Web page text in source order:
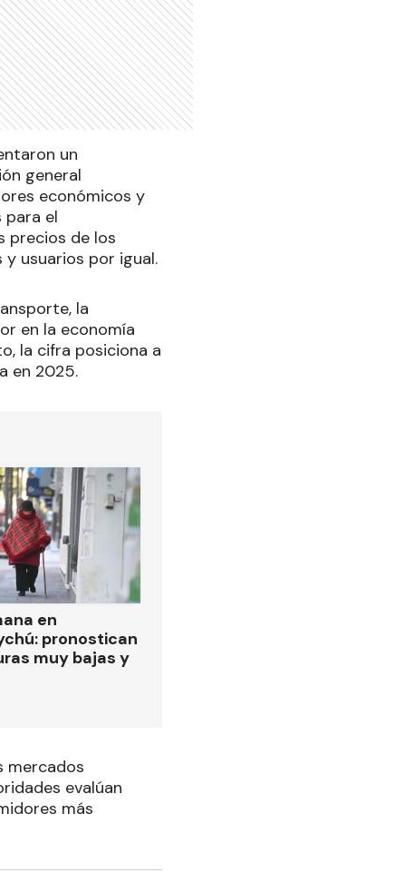
un
general
económicos y
para el
precios de los
usuarios por igual.
la
en la economía
la cifra posiciona a
en 2025.
en
pronostican
muy bajas y
mercados
evalúan
más